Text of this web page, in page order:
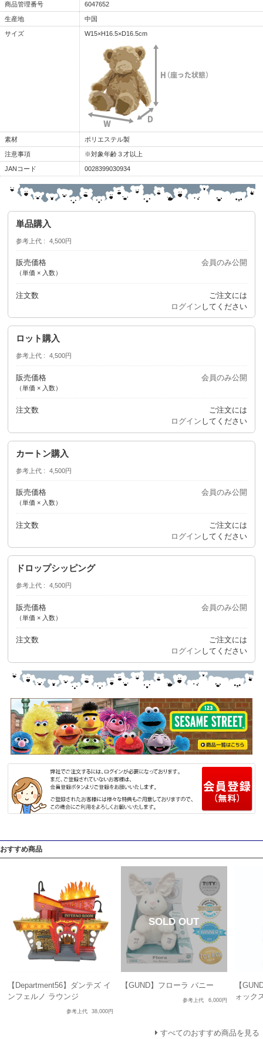
商品管理番号 6047652
生産地 中国
サイズ W15×H16.5×D16.5cm
素材 ポリエステル製
注意事項 ※対象年齢３才以上
JANコード 0028399030934
単品購入
参考上代 4,500円
販売価格
（単価 × 入数）
会員のみ公開
注文数
ご注文には
ログイン してください
ロット購入
参考上代 4,500円
販売価格
（単価 × 入数）
会員のみ公開
注文数
ご注文には
ログイン してください
カートン購入
参考上代 4,500円
販売価格
（単価 × 入数）
会員のみ公開
注文数
ご注文には
ログイン してください
ドロップシッピング
参考上代 4,500円
販売価格
（単価 × 入数）
会員のみ公開
注文数
ご注文には
ログイン してください
おすすめ商品
【Department56】ダンテズ イ
ンフェルノ ラウンジ
参考上代 38,000円
【GUND】フローラ バニー
参考上代 6,000円
【
ォック
すべてのおすすめ商品を見る